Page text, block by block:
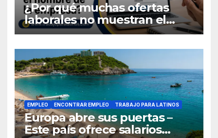
¿Por qué muchas ofertas
laborales no muestran el
nombre de la empresa?
EMPLEO ENCONTRAR EMPLEO TRABAJO PARA LATINOS
Europa abre sus puertas –
Este país ofrece salarios